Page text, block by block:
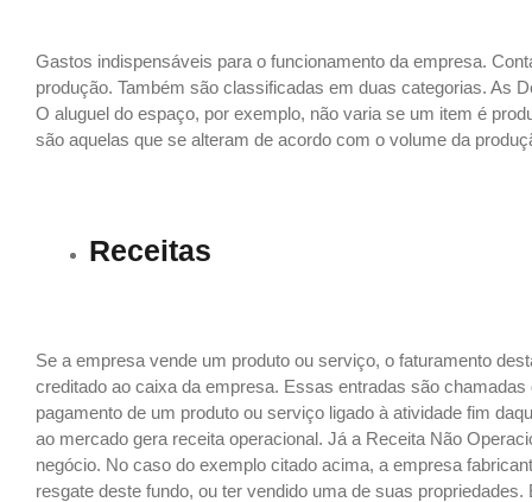
Gastos indispensáveis para o funcionamento da empresa.
produção. Também são classificadas em duas categorias. As
O aluguel do espaço, por exemplo, não varia se um item é
são aquelas que se alteram de acordo com o volume da
Receitas
Se a empresa vende um produto ou serviço, o faturamento
creditado ao caixa da empresa. Essas entradas são
pagamento de um produto ou serviço ligado à atividade fim
ao mercado gera receita operacional. Já a Receita Não
negócio. No caso do exemplo citado acima, a empresa
resgate deste fundo, ou ter vendido uma de suas